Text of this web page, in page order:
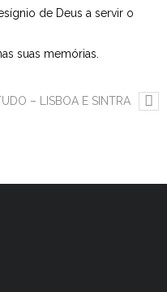
de Deus a servir o
suas memórias.
– LISBOA E SINTRA